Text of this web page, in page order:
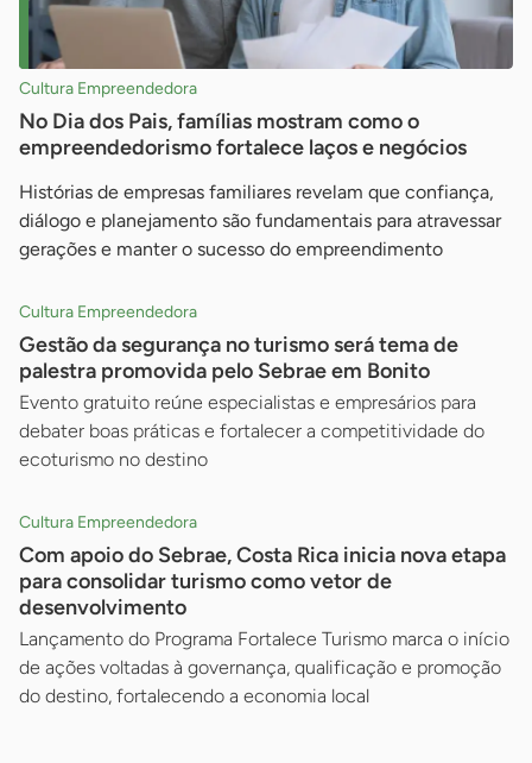
Cultura Empreendedora
No Dia dos Pais, famílias mostram como o
empreendedorismo fortalece laços e negócios
Histórias de empresas familiares revelam que confiança,
diálogo e planejamento são fundamentais para atravessar
gerações e manter o sucesso do empreendimento
Cultura Empreendedora
Gestão da segurança no turismo será tema de
palestra promovida pelo Sebrae em Bonito
Evento gratuito reúne especialistas e empresários para
debater boas práticas e fortalecer a competitividade do
ecoturismo no destino
Cultura Empreendedora
Com apoio do Sebrae, Costa Rica inicia nova etapa
para consolidar turismo como vetor de
desenvolvimento
Lançamento do Programa Fortalece Turismo marca o início
de ações voltadas à governança, qualificação e promoção
do destino, fortalecendo a economia local